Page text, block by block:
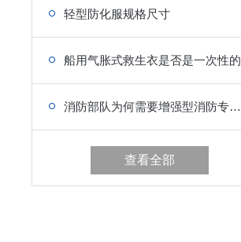
轻型防化服规格尺寸
船用气胀式救生衣是否是一次性的
消防部队为何需要增强型消防专用救生衣
查看全部